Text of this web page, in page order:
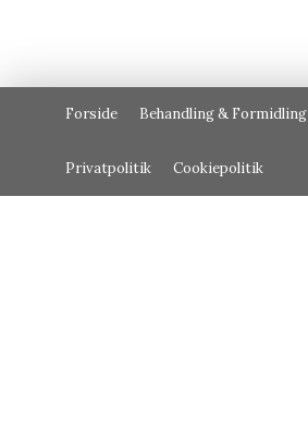
Forside Behandling & Formidling
Privatpolitik Cookiepolitik